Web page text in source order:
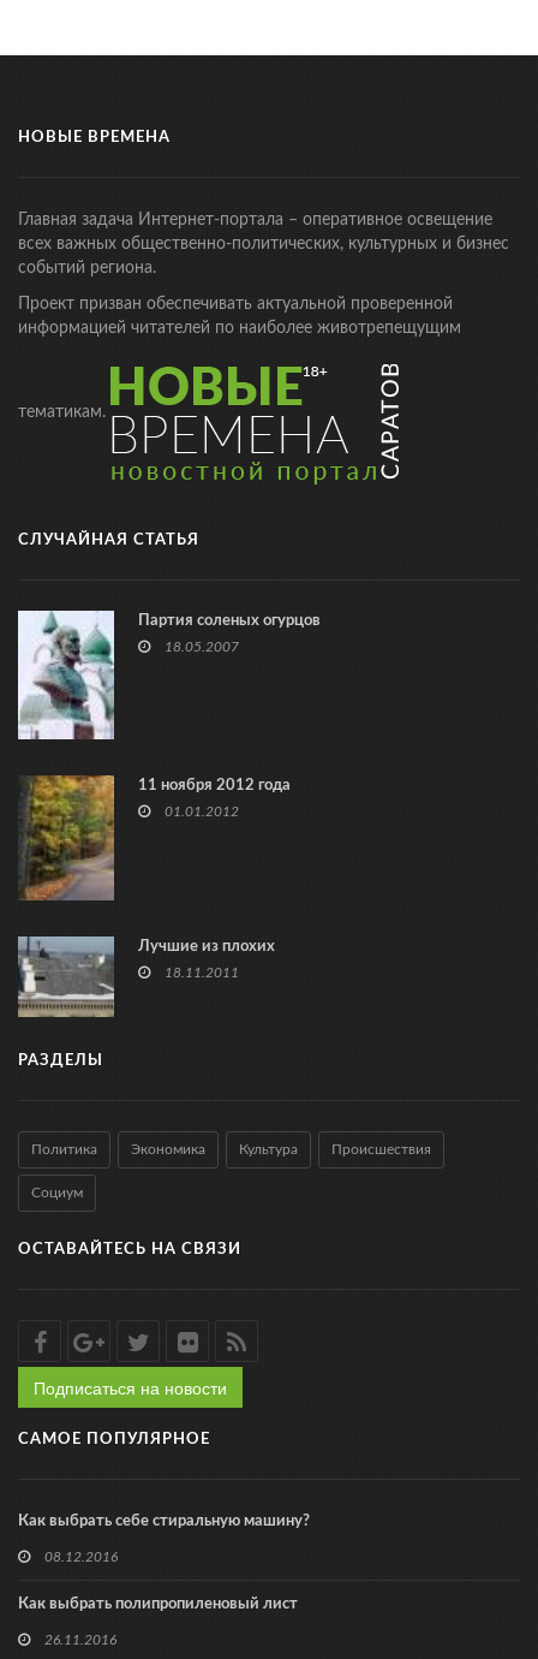
НОВЫЕ ВРЕМЕНА
Главная задача Интернет-портала – оперативное освещение
всех важных общественно-политических, культурных и бизнес
событий региона.
Проект призван обеспечивать актуальной проверенной
информацией читателей по наиболее животрепещущим
тематикам.
СЛУЧАЙНАЯ СТАТЬЯ
Партия соленых огурцов
18.05.2007
11 ноября 2012 года
01.01.2012
Лучшие из плохих
18.11.2011
РАЗДЕЛЫ
Политика Экономика Культура Происшествия
Социум
ОСТАВАЙТЕСЬ НА СВЯЗИ
Подписаться на новости
САМОЕ ПОПУЛЯРНОЕ
Как выбрать себе стиральную машину?
08.12.2016
Как выбрать полипропиленовый лист
26.11.2016